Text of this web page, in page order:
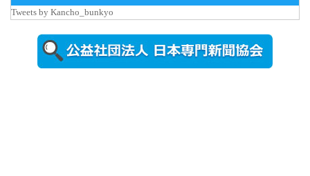
ォトスポッ
ト （8...
Tweets by Kancho_bunkyo